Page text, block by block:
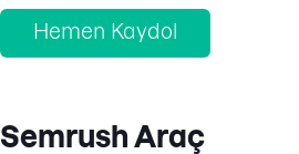
Hemen Kaydol
Semrush Araç